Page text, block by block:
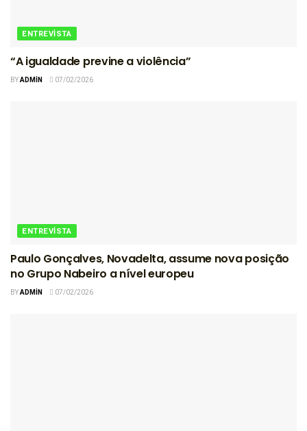
ENTREVISTA
“A igualdade previne a violência”
BYADMIN 07/02/2026
ENTREVISTA
Paulo Gonçalves, Novadelta, assume nova posição
no Grupo Nabeiro a nível europeu
BYADMIN 07/02/2026